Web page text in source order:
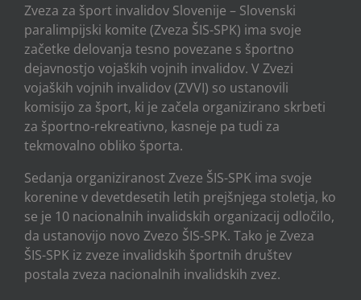
Zveza za šport invalidov Slovenije – Slovenski
paralimpijski komite (Zveza ŠIS-SPK) ima svoje
začetke delovanja tesno povezane s športno
dejavnostjo vojaških vojnih invalidov. V Zvezi
vojaških vojnih invalidov (ZVVI) so ustanovili
komisijo za šport, ki je začela organizirano skrbeti
za športno-rekreativno, kasneje pa tudi za
tekmovalno obliko športa.
Sedanja organiziranost Zveze ŠIS-SPK ima svoje
korenine v devetdesetih letih prejšnjega stoletja, ko
se je 10 nacionalnih invalidskih organizacij odločilo,
da ustanovijo novo Zvezo ŠIS-SPK. Tako je Zveza
ŠIS-SPK iz zveze invalidskih športnih društev
postala zveza nacionalnih invalidskih zvez.